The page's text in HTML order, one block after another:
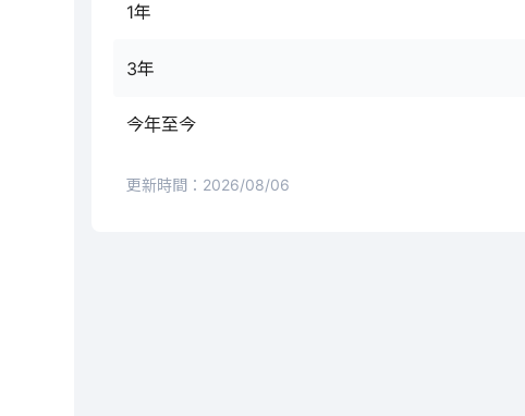
1年
3年
今年至今
更新時間： 2026/08/06